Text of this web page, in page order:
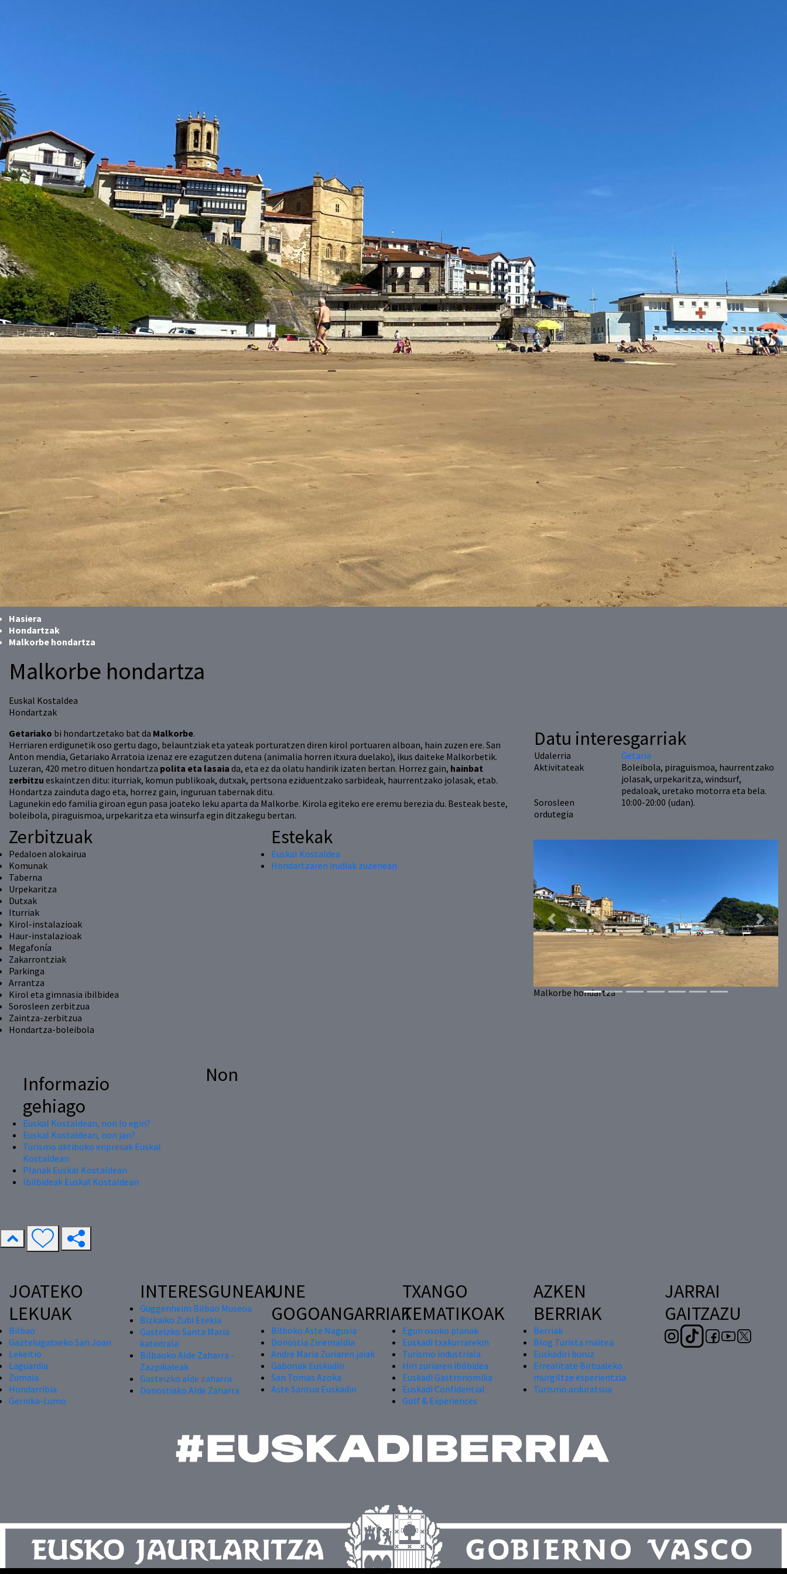
Hasiera
Hondartzak
Malkorbe hondartza
Malkorbe hondartza
Euskal Kostaldea
Hondartzak
Getariako bi hondartzetako bat da Malkorbe.
Herriaren erdigunetik oso gertu dago, belauntziak eta yateak porturatzen diren kirol portuaren alboan, hain zuzen ere. San
Anton mendia, Getariako Arratoia izenaz ere ezagutzen dutena (animalia horren itxura duelako), ikus daiteke Malkorbetik.
Luzeran, 420 metro dituen hondartza polita eta lasaia da, eta ez da olatu handirik izaten bertan. Horrez gain, hainbat
zerbitzu eskaintzen ditu: iturriak, komun publikoak, dutxak, pertsona eziduentzako sarbideak, haurrentzako jolasak, etab.
Hondartza zainduta dago eta, horrez gain, inguruan tabernak ditu.
Lagunekin edo familia giroan egun pasa joateko leku aparta da Malkorbe. Kirola egiteko ere eremu berezia du. Besteak beste,
boleibola, piraguismoa, urpekaritza eta winsurfa egin ditzakegu bertan.
Datu interesgarriak
Udalerria
Getaria
Aktivitateak
Boleibola, piraguismoa, haurrentzako
jolasak, urpekaritza, windsurf,
pedaloak, uretako motorra eta bela.
Sorosleen
ordutegia
10:00-20:00 (udan).
Zerbitzuak
Pedaloen alokairua
Komunak
Taberna
Urpekaritza
Dutxak
Iturriak
Kirol-instalazioak
Haur-instalazioak
Megafonía
Zakarrontziak
Parkinga
Arrantza
Kirol eta gimnasia ibilbidea
Sorosleen zerbitzua
Zaintza-zerbitzua
Hondartza-boleibola
Estekak
Euskal Kostaldea
Hondartzaren irudiak zuzenean
Malkorbe hondartza
Previous Next
Informazio
gehiago
Euskal Kostaldean, non lo egin?
Euskal Kostaldean, non jan?
Turismo aktiboko enpresak Euskal
Kostaldean
Planak Euskal Kostaldean
Ibilbideak Euskal Kostaldean
Non
JOATEKO
LEKUAK
Bilbao
Gaztelugatxeko San Joan
Lekeitio
Laguardia
Zumaia
Hondarribia
Gernika-Lumo
INTERESGUNEAK
Guggenheim Bilbao Museoa
Bizkaiko Zubi Esekia
Gasteizko Santa Maria
katedrala
Bilbaoko Alde Zaharra -
Zazpikaleak
Gasteizko alde zaharra
Donostiako Alde Zaharra
UNE
GOGOANGARRIAK
Bilboko Aste Nagusia
Donostia Zinemaldia
Andre Maria Zuriaren jaiak
Gabonak Euskadin
San Tomas Azoka
Aste Santua Euskadin
TXANGO
TEMATIKOAK
Egun osoko planak
Euskadi txakurrarekin
Turismo industriala
Hiri zuriaren ibilbidea
Euskadi Gastronomika
Euskadi Confidential
Golf & Experiences
AZKEN
BERRIAK
Berriak
Blog Turista maitea
Euskadiri buruz
Errealitate Birtualeko
murgiltze esperientzia
Turismo arduratsua
JARRAI
GAITZAZU